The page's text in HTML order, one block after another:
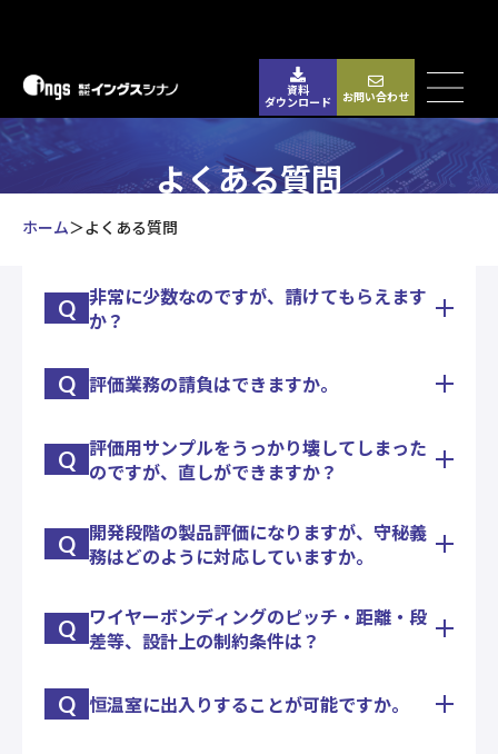
資料
ダウンロード お問い合わせ
よくある質問
ホーム よくある質問
Q 非常に少数なのですが、請けてもらえます
か？
1個からお請けいたします。
件もございました。
Q 評価業務の請負はできますか。
初回の業務については、お客様と綿密に内容のレベ
ル合せをしてから、業務を請負って実施いたしま
Q 評価用サンプルをうっかり壊してしまった
のですが、直しができますか？
ワイヤの打ち直しなどは、これまでも実績がござい
ます。ケースバイケースですので、まずはご相談い
Q 開発段階の製品評価になりますが、守秘義
務はどのように対応していますか。
弊社で請負う場合は、お客様からのご要望に準じ
て、守秘義務契約などを締結いたします。評価実施
で隔離いたします。
Q ワイヤーボンディングのピッチ・距離・段
差等、設計上の制約条件は？
基板やパッケージ、チップの状況によりまちまちで
Q 恒温室に出入りすることが可能ですか。